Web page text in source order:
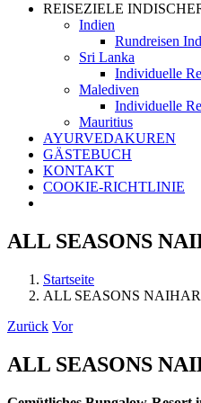
REISEZIELE
Indien
Rundreisen
Sri Lanka
Individuelle
Malediven
Individuelle
Mauritius
AYURVEDAKUREN
GÄSTEBUCH
KONTAKT
COOKIE-RICHTLINIE
ALL SEASONS
Startseite
ALL SEASONS
Zurück Vor
ALL SEASONS